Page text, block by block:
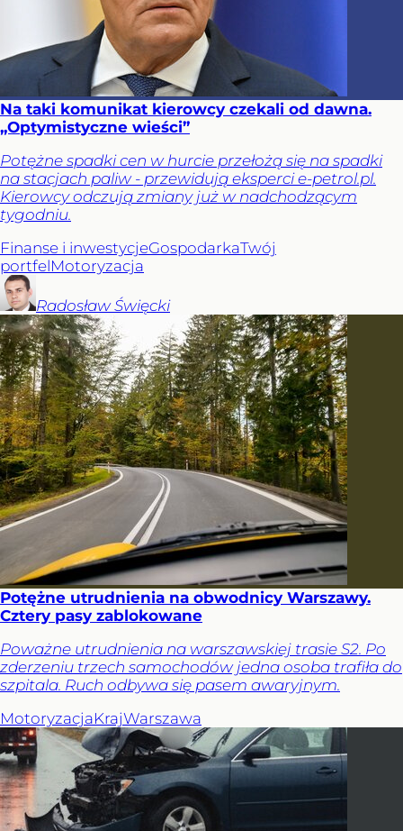
Na taki komunikat kierowcy czekali od dawna.
„Optymistyczne wieści”
Potężne spadki cen w hurcie przełożą się na spadki
na stacjach paliw - przewidują eksperci e-petrol.pl.
Kierowcy odczują zmiany już w nadchodzącym
tygodniu.
Finanse i inwestycjeGospodarkaTwój
portfelMotoryzacja
Radosław Święcki
Potężne utrudnienia na obwodnicy Warszawy.
Cztery pasy zablokowane
Poważne utrudnienia na warszawskiej trasie S2. Po
zderzeniu trzech samochodów jedna osoba trafiła do
szpitala. Ruch odbywa się pasem awaryjnym.
MotoryzacjaKrajWarszawa